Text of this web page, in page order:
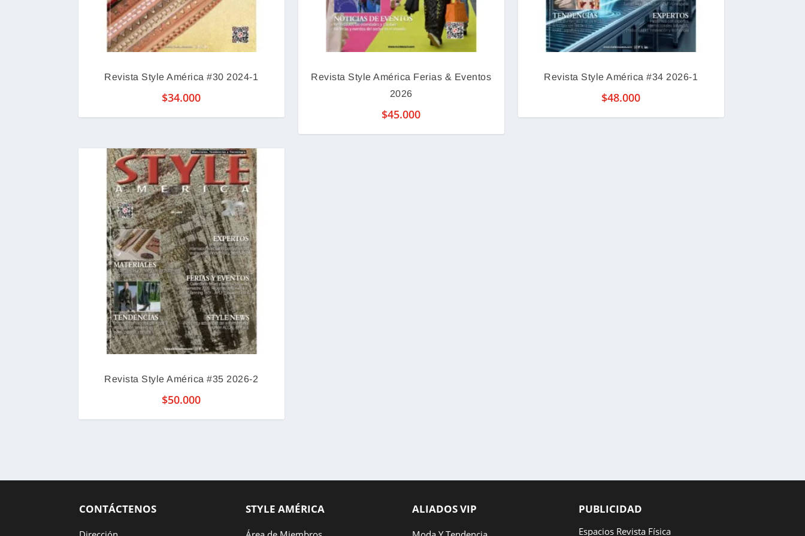
Revista Style América #30 2024-1
$34.000
Revista Style América Ferias & Eventos
2026
$45.000
Revista Style América #34 2026-1
$48.000
Revista Style América #35 2026-2
$50.000
CONTÁCTENOS STYLE AMÉRICA ALIADOS VIP PUBLICIDAD
Espacios Revista Física